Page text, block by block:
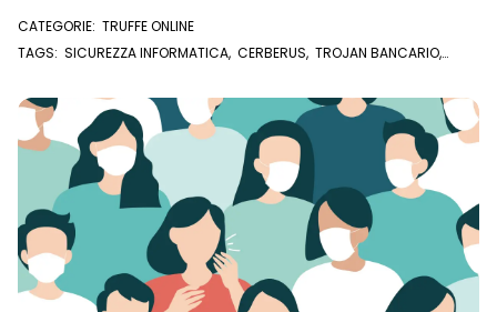
CATEGORIE: TRUFFE ONLINE
TAGS: SICUREZZA INFORMATICA, CERBERUS, TROJAN BANCARIO,